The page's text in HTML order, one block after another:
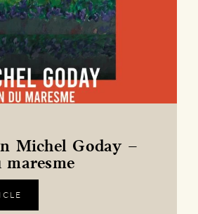
Michel Goday –